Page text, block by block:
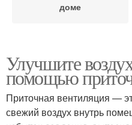
доме
доме
Воздух в приточной
Улучшите
помощью
Приточная вентиляция —
свежий воздух внутрь